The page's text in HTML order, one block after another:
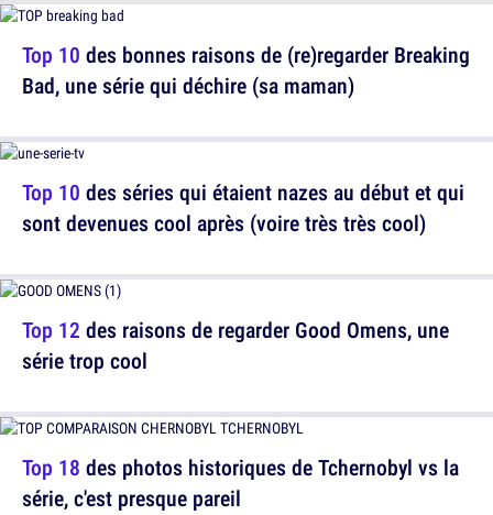
Top 10 des séries qui étaient nazes au début et qui
sont devenues cool après (voire très très cool)
Top 18 des photos historiques de Tchernobyl vs la
série, c'est presque pareil
Top 10 des bonnes raisons de (re)regarder Breaking
Bad, une série qui déchire (sa maman)
Top 12 des raisons de regarder Good Omens, une
série trop cool